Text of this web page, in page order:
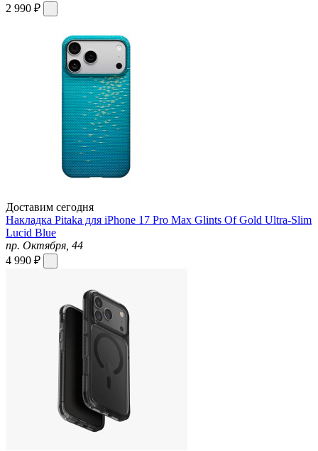
2 990 ₽
Доставим сегодня
Накладка Pitaka для iPhone 17 Pro Max Glints Of Gold Ultra-Slim
Lucid Blue
пр. Октября, 44
4 990 ₽